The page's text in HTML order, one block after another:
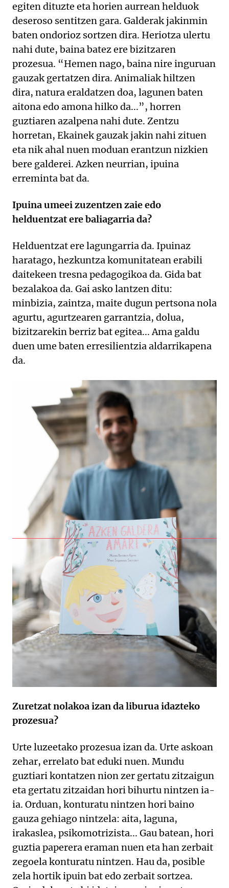
egiten dituzte eta horien aurrean helduok
deseroso sentitzen gara. Galderak jakinmin
baten ondorioz sortzen dira. Heriotza ulertu
nahi dute, baina batez ere bizitzaren
prozesua. “Hemen nago, baina nire inguruan
gauzak gertatzen dira. Animaliak hiltzen
dira, natura eraldatzen doa, lagunen baten
aitona edo amona hilko da...”, horren
guztiaren azalpena nahi dute. Zentzu
horretan, Ekainek gauzak jakin nahi zituen
eta nik ahal nuen moduan erantzun nizkien
bere galderei. Azken neurrian, ipuina
erreminta bat da.
Ipuina umeei zuzentzen zaie edo
helduentzat ere baliagarria da?
Helduentzat ere lagungarria da. Ipuinaz
haratago, hezkuntza komunitatean erabili
daitekeen tresna pedagogikoa da. Gida bat
bezalakoa da. Gai asko lantzen ditu:
minbizia, zaintza, maite dugun pertsona nola
agurtu, agurtzearen garrantzia, dolua,
bizitzarekin berriz bat egitea... Ama galdu
duen ume baten erresilientzia aldarrikapena
da.
Zuretzat nolakoa izan da liburua idazteko
prozesua?
Urte luzeetako prozesua izan da. Urte askoan
zehar, errelato bat eduki nuen. Mundu
guztiari kontatzen nion zer gertatu zitzaigun
eta gertatu zitzaidan hori bihurtu nintzen ia-
ia. Orduan, konturatu nintzen hori baino
gauza gehiago nintzela: aita, laguna,
irakaslea, psikomotrizista... Gau batean, hori
guztia paperera eraman nuen eta han zerbait
zegoela konturatu nintzen. Hau da, posible
zela hortik ipuin bat edo zerbait sortzea.